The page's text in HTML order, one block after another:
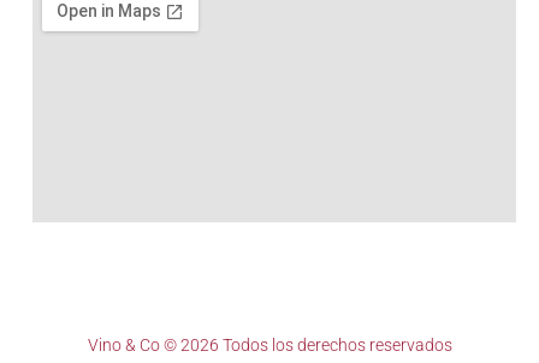
Vino & Co © 2026 Todos los derechos reservados